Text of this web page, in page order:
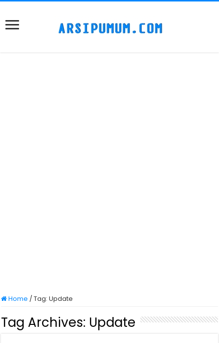
Home /Tag:Update
Tag Archives: Update